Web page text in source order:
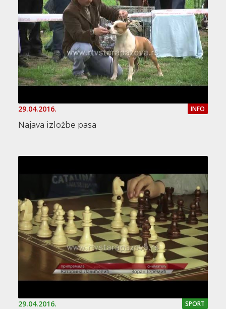
29.04.2016. INFO
Najava izložbe pasa
29.04.2016. SPORT